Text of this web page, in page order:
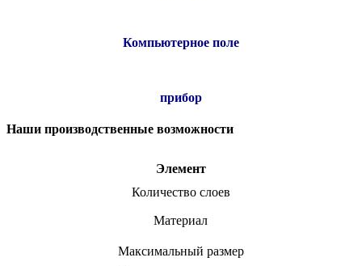
Компьютерное поле
прибор
Наши производственные возможности
Элемент
Количество слоев
Материал
Максимальный размер